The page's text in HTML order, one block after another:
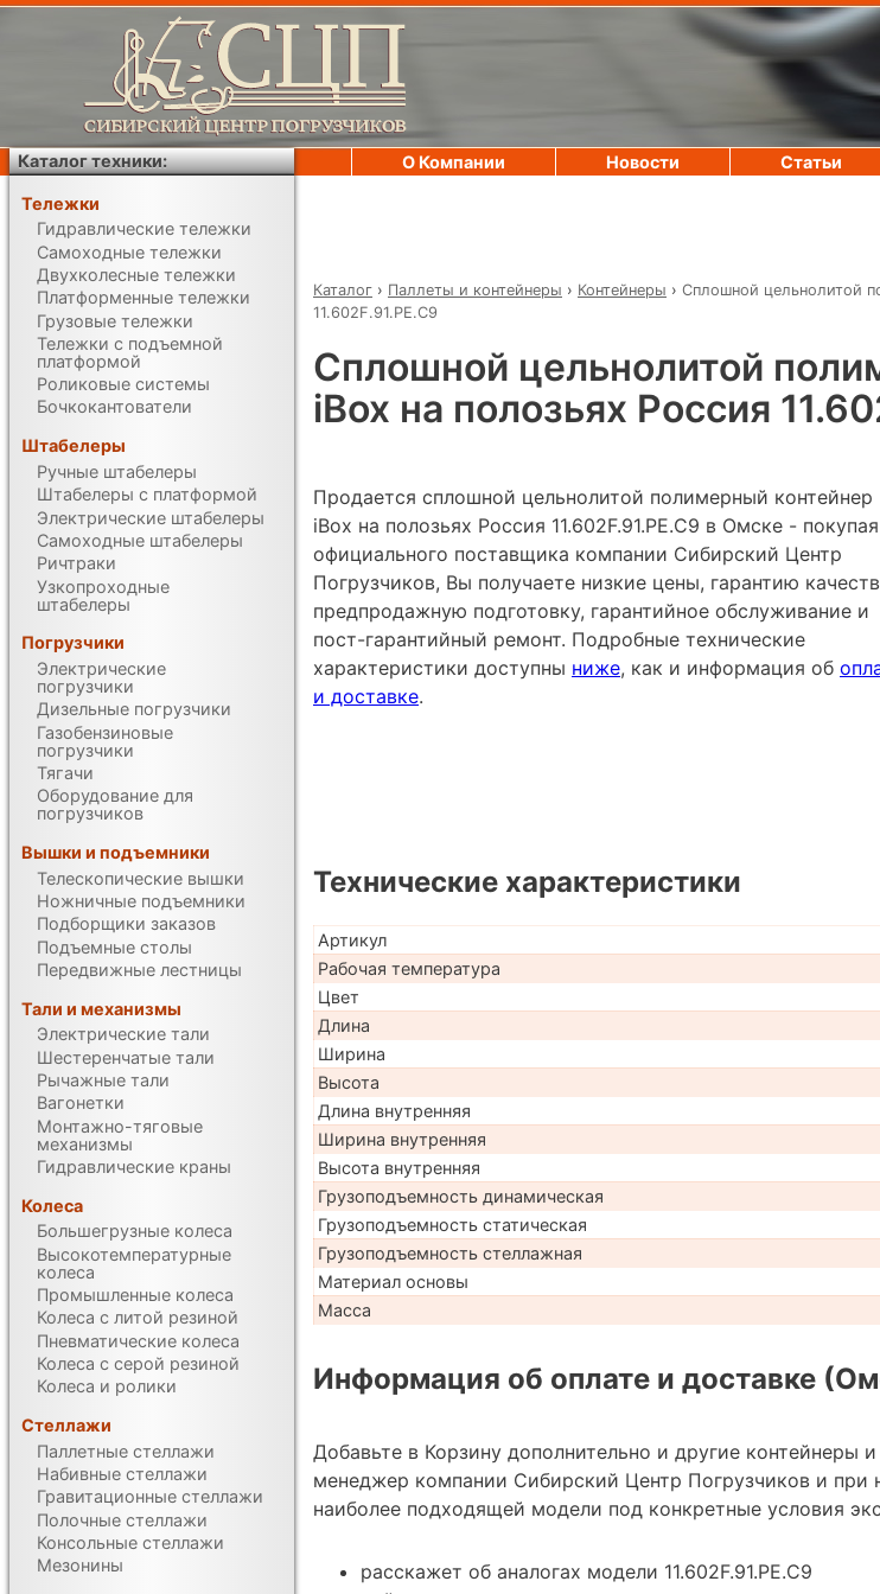
Каталог › Паллеты и контейнеры › Контейнеры › Сплошной цельнолитой
11.602F.91.РЕ.C9
Сплошной цельнолитой
iBox на полозьях Россия
Продается сплошной цельнолитой полимерный контейнер
iBox на полозьях Россия 11.602F.91.РЕ.C9 в Омске -
официального поставщика компании Сибирский Центр
Погрузчиков, Вы получаете низкие цены, гарантию
предпродажную подготовку, гарантийное обслуживание и
пост-гарантийный ремонт. Подробные технические
характеристики доступны ниже, как и информация об
и доставке.
Технические характеристики
Артикул
Рабочая температура
Цвет
Длина
Ширина
Высота
Длина внутренняя
Ширина внутренняя
Высота внутренняя
Грузоподъемность динамическая
Грузоподъемность статическая
Грузоподъемность стеллажная
Материал основы
Масса
Информация об оплате и доставке
Добавьте в Корзину дополнительно и другие
менеджер компании Сибирский Центр Погрузчиков и
наиболее подходящей модели под конкретные условия
расскажет об аналогах модели 11.602F.91.РЕ.C9
О Компании Новости Статьи
Каталог техники:
Тележки
Гидравлические тележки
Самоходные тележки
Двухколесные тележки
Платформенные тележки
Грузовые тележки
Тележки с подъемной
платформой
Роликовые системы
Бочкокантователи
Штабелеры
Ручные штабелеры
Штабелеры с платформой
Электрические штабелеры
Самоходные штабелеры
Ричтраки
Узкопроходные
штабелеры
Погрузчики
Электрические
погрузчики
Дизельные погрузчики
Газобензиновые
погрузчики
Тягачи
Оборудование для
погрузчиков
Вышки и подъемники
Телескопические вышки
Ножничные подъемники
Подборщики заказов
Подъемные столы
Передвижные лестницы
Тали и механизмы
Электрические тали
Шестеренчатые тали
Рычажные тали
Вагонетки
Монтажно-тяговые
механизмы
Гидравлические краны
Колеса
Большегрузные колеса
Высокотемпературные
колеса
Промышленные колеса
Колеса с литой резиной
Пневматические колеса
Колеса с серой резиной
Колеса и ролики
Стеллажи
Паллетные стеллажи
Набивные стеллажи
Гравитационные стеллажи
Полочные стеллажи
Консольные стеллажи
Мезонины